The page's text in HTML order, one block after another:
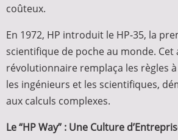
coûteux.
En 1972, HP introduit le HP-35, la
scientifique de poche au monde. Cet
révolutionnaire remplaça les règles
les ingénieurs et les scientifiques,
aux calculs complexes.
Le “HP Way” : Une Culture